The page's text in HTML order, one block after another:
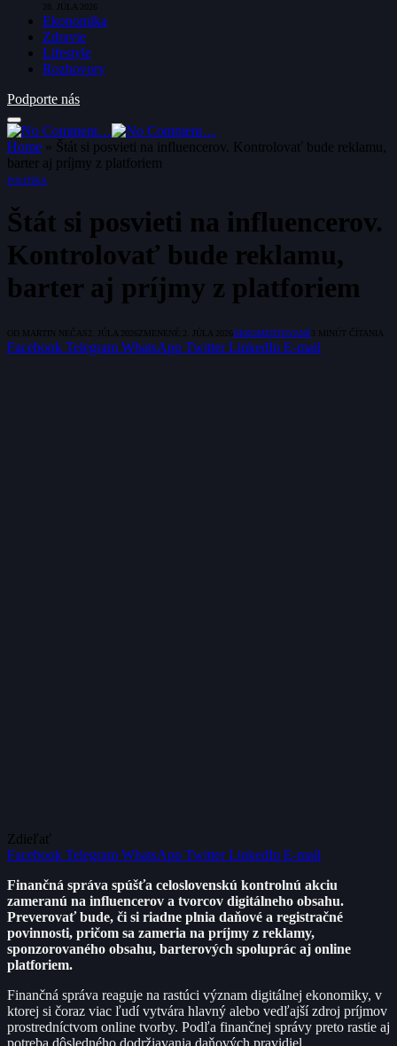
28. JÚLA 2026
Ekonomika
Zdravie
Lifestyle
Rozhovory
Podporte nás
Home » Štát si posvieti na influencerov. Kontrolovať bude reklamu,
barter aj príjmy z platforiem
POLITIKA
Štát si posvieti na influencerov.
Kontrolovať bude reklamu,
barter aj príjmy z platforiem
OD MARTIN NEČAS 2. JÚLA 2026 ZMENENÉ: 2. JÚLA 2026 NEKOMENTOVANÉ 3 MINÚT ČÍTANIA
Facebook Telegram WhatsApp Twitter LinkedIn E-mail
Zdieľať
Facebook Telegram WhatsApp Twitter LinkedIn E-mail
Finančná správa spúšťa celoslovenskú kontrolnú akciu
zameranú na influencerov a tvorcov digitálneho obsahu.
Preverovať bude, či si riadne plnia daňové a registračné
povinnosti, pričom sa zameria na príjmy z reklamy,
sponzorovaného obsahu, barterových spoluprác aj online
platforiem.
Finančná správa reaguje na rastúci význam digitálnej ekonomiky, v
ktorej si čoraz viac ľudí vytvára hlavný alebo vedľajší zdroj príjmov
prostredníctvom online tvorby. Podľa finančnej správy preto rastie aj
potreba dôsledného dodržiavania daňových pravidiel.